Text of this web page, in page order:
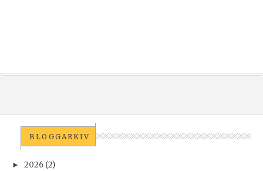
BLOGGARKIV
► 2026 (2)